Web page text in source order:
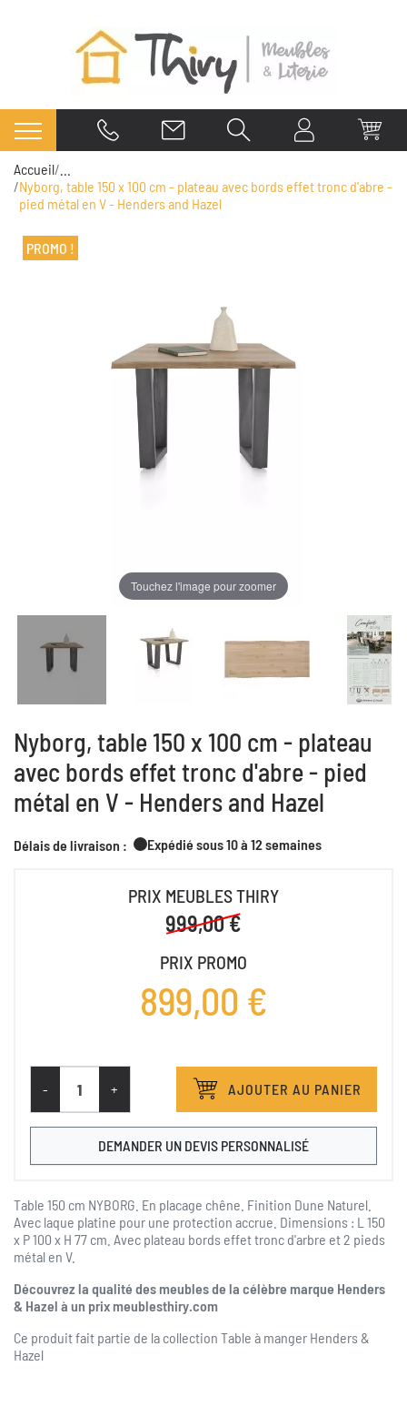
Accueil
Nyborg, table 150 x 100 cm - plateau avec bords effet tronc d'abre -
pied métal en V - Henders and Hazel
PROMO !
Touchez l'image pour zoomer
Nyborg, table 150 x 100 cm - plateau
avec bords effet tronc d'abre - pied
métal en V - Henders and Hazel
Délais de livraison : Expédié sous 10 à 12 semaines
PRIX MEUBLES THIRY
999,00 €
PRIX PROMO
899,00 €
- + AJOUTER AU PANIER
DEMANDER UN DEVIS PERSONNALISÉ
Table 150 cm NYBORG. En placage chêne. Finition Dune Naturel.
Avec laque platine pour une protection accrue. Dimensions : L 150
x P 100 x H 77 cm. Avec plateau bords effet tronc d'arbre et 2 pieds
métal en V.
Découvrez la qualité des meubles de la célèbre marque Henders
& Hazel à un prix meublesthiry.com
Ce produit fait partie de la collection Table à manger Henders &
Hazel